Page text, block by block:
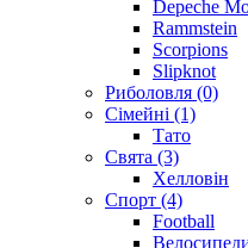
Depeche
Rammstein
Scorpions
Slipknot
Риболовля (0)
Сімейні (1)
Тато
Свята (3)
Хелловін
Спорт (4)
Football